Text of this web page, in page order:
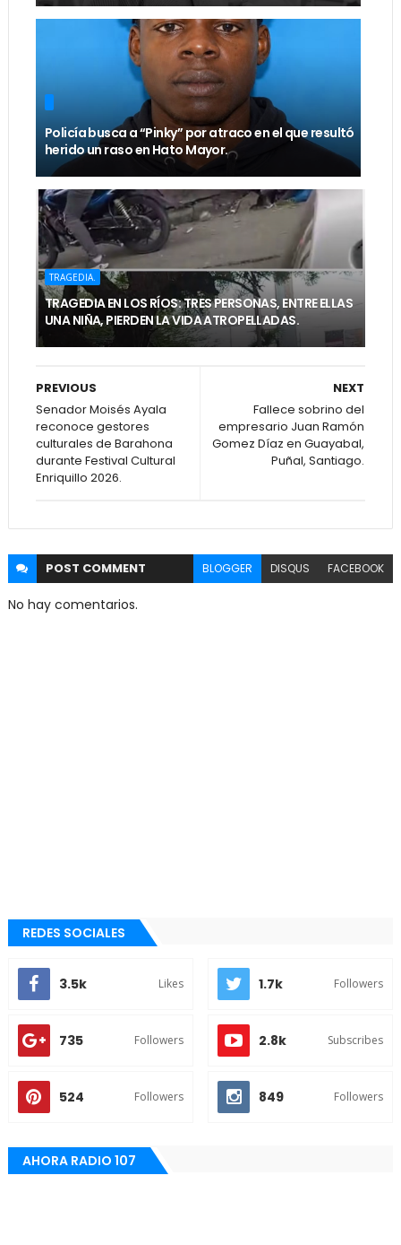
Policía busca a “Pinky” por atraco en el que resultó
herido un raso en Hato Mayor.
TRAGEDIA.
TRAGEDIA EN LOS RÍOS: TRES PERSONAS, ENTRE ELLAS
UNA NIÑA, PIERDEN LA VIDA ATROPELLADAS.
NEXT
Fallece sobrino del
empresario Juan Ramón
Gomez Díaz en Guayabal,
Puñal, Santiago.
PREVIOUS
Senador Moisés Ayala
reconoce gestores
culturales de Barahona
durante Festival Cultural
Enriquillo 2026.
POST COMMENT BLOGGER DISQUS FACEBOOK
No hay comentarios.
REDES SOCIALES
3.5k Likes 1.7k Followers
735 Followers 2.8k Subscribes
524 Followers 849 Followers
AHORA RADIO 107